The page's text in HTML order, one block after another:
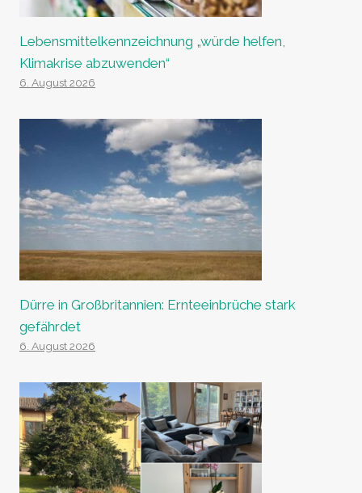
Lebensmittelkennzeichnung „würde helfen,
Klimakrise abzuwenden“
6. August 2026
Dürre in Großbritannien: Ernteeinbrüche stark
gefährdet
6. August 2026